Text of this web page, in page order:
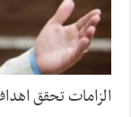
الزامات تحقق